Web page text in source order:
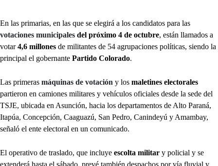
En las primarias, en las que se elegirá a los candidatos para las
votaciones municipales del próximo 4 de octubre, están llamados a
votar4,6 millones de militantes de 54 agrupaciones políticas, siendo la
principal el gobernante Partido Colorado.
Las primeras máquinas de votación y los maletines electorales
partieron en camiones militares y vehículos oficiales desde la sede del
TSJE, ubicada en Asunción, hacia los departamentos de Alto Paraná,
Itapúa, Concepción, Caaguazú, San Pedro, Canindeyú y Amambay,
señaló el ente electoral en un comunicado.
El operativo de traslado, que incluye escolta militar y policial y se
extenderá hasta el sábado, prevé también despachos por vía fluvial y